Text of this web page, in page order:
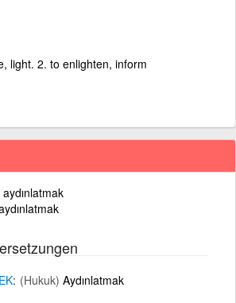
light. 2. to enlighten, inform
aydınlatmak
(Hukuk) Aydınlatmak